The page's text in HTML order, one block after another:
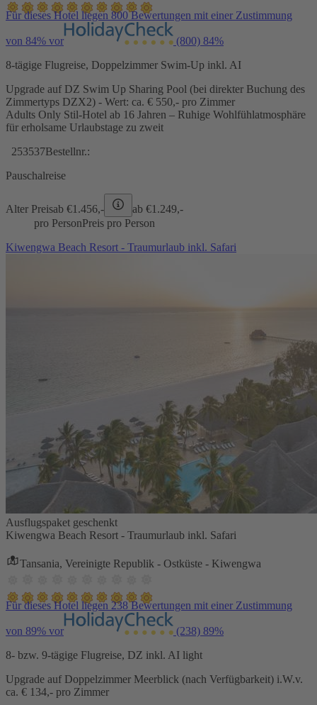
Für dieses Hotel liegen 800 Bewertungen mit einer Zustimmung
von 84% vor (800) 84%
8-tägige Flugreise, Doppelzimmer Swim-Up inkl. AI
Upgrade auf DZ Swim Up Sharing Pool (bei direkter Buchung des
Zimmertyps DZX2) - Wert: ca. € 550,- pro Zimmer
Adults Only Stil-Hotel ab 16 Jahren – Ruhige Wohlfühlatmosphäre
für erholsame Urlaubstage zu zweit
253537Bestellnr.:
Pauschalreise
Alter Preisab €1.456,- ab €1.249,-
pro PersonPreis pro Person
Kiwengwa Beach Resort - Traumurlaub inkl. Safari
Ausflugspaket geschenkt
Kiwengwa Beach Resort - Traumurlaub inkl. Safari
Tansania, Vereinigte Republik - Ostküste - Kiwengwa
Für dieses Hotel liegen 238 Bewertungen mit einer Zustimmung
von 89% vor (238) 89%
8- bzw. 9-tägige Flugreise, DZ inkl. AI light
Upgrade auf Doppelzimmer Meerblick (nach Verfügbarkeit) i.W.v.
ca. € 134,- pro Zimmer